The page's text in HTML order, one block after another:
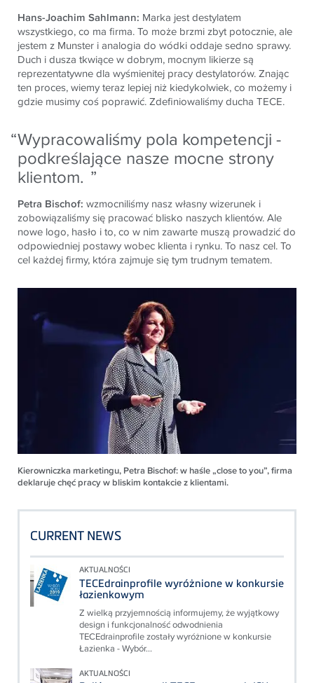
Hans-Joachim Sahlmann: Marka jest destylatem
wszystkiego, co ma firma. To może brzmi zbyt potocznie, ale
jestem z Munster i analogia do wódki oddaje sedno sprawy.
Duch i dusza tkwiące w dobrym, mocnym likierze są
reprezentatywne dla wyśmienitej pracy destylatorów. Znając
ten proces, wiemy teraz lepiej niż kiedykolwiek, co możemy i
gdzie musimy coś poprawić. Zdefiniowaliśmy ducha TECE.
Wypracowaliśmy pola kompetencji -
podkreślające nasze mocne strony
klientom.
Petra Bischof: wzmocniliśmy nasz własny wizerunek i
zobowiązaliśmy się pracować blisko naszych klientów. Ale
nowe logo, hasło i to, co w nim zawarte muszą prowadzić do
odpowiedniej postawy wobec klienta i rynku. To nasz cel. To
cel każdej firmy, która zajmuje się tym trudnym tematem.
Kierowniczka marketingu, Petra Bischof: w haśle „close to you”, firma
deklaruje chęć pracy w bliskim kontakcie z klientami.
CURRENT NEWS
AKTUALNOŚCI
TECEdrainprofile wyróżnione w konkursie
łazienkowym
Z wielką przyjemnością informujemy, że wyjątkowy
design i funkcjonalność odwodnienia
TECEdrainprofile zostały wyróżnione w konkursie
Łazienka - Wybór...
AKTUALNOŚCI